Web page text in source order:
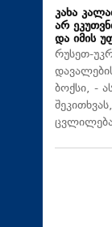
კახა
არ
და იმის
რუსეთ-
ბოქსი, -